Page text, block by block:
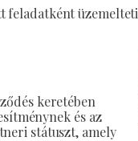
feladatként üzemelteti
keretében
és az
státuszt, amely